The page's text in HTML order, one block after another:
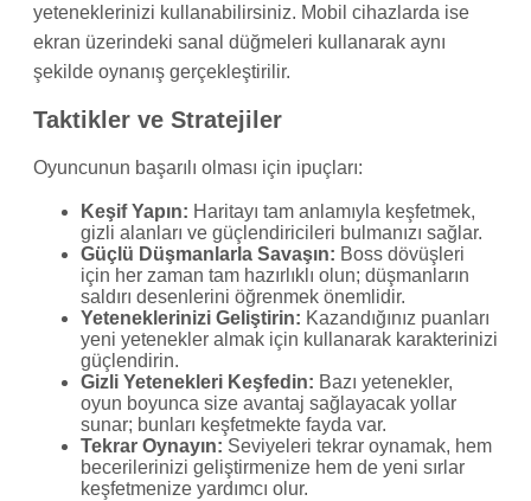
yeteneklerinizi kullanabilirsiniz. Mobil cihazlarda ise
ekran üzerindeki sanal düğmeleri kullanarak aynı
şekilde oynanış gerçekleştirilir.
Taktikler ve Stratejiler
Oyuncunun başarılı olması için ipuçları:
Keşif Yapın: Haritayı tam anlamıyla keşfetmek,
gizli alanları ve güçlendiricileri bulmanızı sağlar.
Güçlü Düşmanlarla Savaşın: Boss dövüşleri
için her zaman tam hazırlıklı olun; düşmanların
saldırı desenlerini öğrenmek önemlidir.
Yeteneklerinizi Geliştirin: Kazandığınız puanları
yeni yetenekler almak için kullanarak karakterinizi
güçlendirin.
Gizli Yetenekleri Keşfedin: Bazı yetenekler,
oyun boyunca size avantaj sağlayacak yollar
sunar; bunları keşfetmekte fayda var.
Tekrar Oynayın: Seviyeleri tekrar oynamak, hem
becerilerinizi geliştirmenize hem de yeni sırlar
keşfetmenize yardımcı olur.